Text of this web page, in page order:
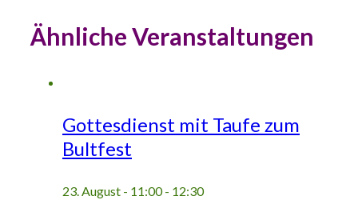
Ähnliche Veranstaltungen
Gottesdienst mit Taufe zum
Bultfest
23. August - 11:00- 12:30